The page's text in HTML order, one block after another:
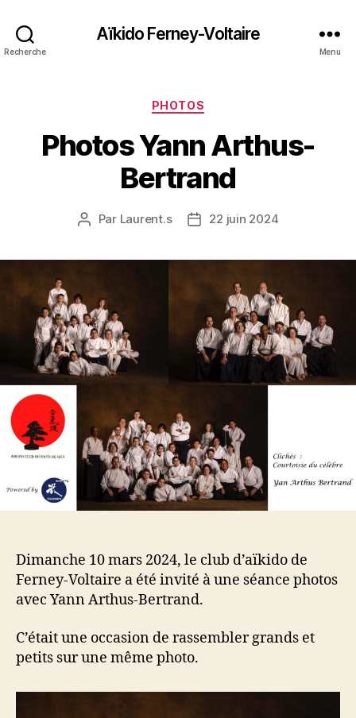
Recherche
Aïkido Ferney-Voltaire
Menu
Catégories
PHOTOS
Photos Yann Arthus-
Bertrand
Auteur
Par Laurent.s
Date22 juin 2024
Dimanche 10 mars 2024, le club d’aïkido de
Ferney-Voltaire a été invité à une séance photos
avec Yann Arthus-Bertrand.
C’était une occasion de rassembler grands et
petits sur une même photo.